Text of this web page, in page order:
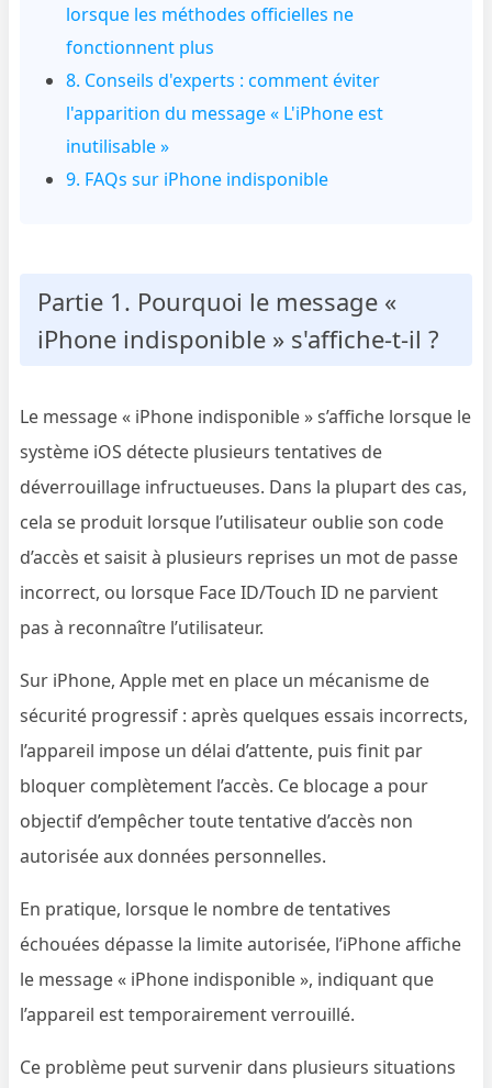
lorsque les méthodes officielles ne
fonctionnent plus
8. Conseils d'experts : comment éviter
l'apparition du message « L'iPhone est
inutilisable »
9. FAQs sur iPhone indisponible
Partie 1. Pourquoi le message «
iPhone indisponible » s'affiche-t-il ?
Le message « iPhone indisponible » s’affiche lorsque le
système iOS détecte plusieurs tentatives de
déverrouillage infructueuses. Dans la plupart des cas,
cela se produit lorsque l’utilisateur oublie son code
d’accès et saisit à plusieurs reprises un mot de passe
incorrect, ou lorsque Face ID/Touch ID ne parvient
pas à reconnaître l’utilisateur.
Sur iPhone, Apple met en place un mécanisme de
sécurité progressif : après quelques essais incorrects,
l’appareil impose un délai d’attente, puis finit par
bloquer complètement l’accès. Ce blocage a pour
objectif d’empêcher toute tentative d’accès non
autorisée aux données personnelles.
En pratique, lorsque le nombre de tentatives
échouées dépasse la limite autorisée, l’iPhone affiche
le message « iPhone indisponible », indiquant que
l’appareil est temporairement verrouillé.
Ce problème peut survenir dans plusieurs situations